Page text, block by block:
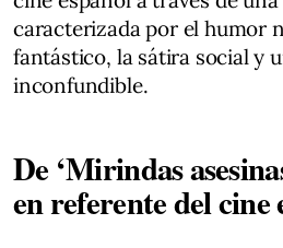
caracterizada por el humor
fantástico, la sátira social y
inconfundible.
De ‘Mirindas
en referente del cine